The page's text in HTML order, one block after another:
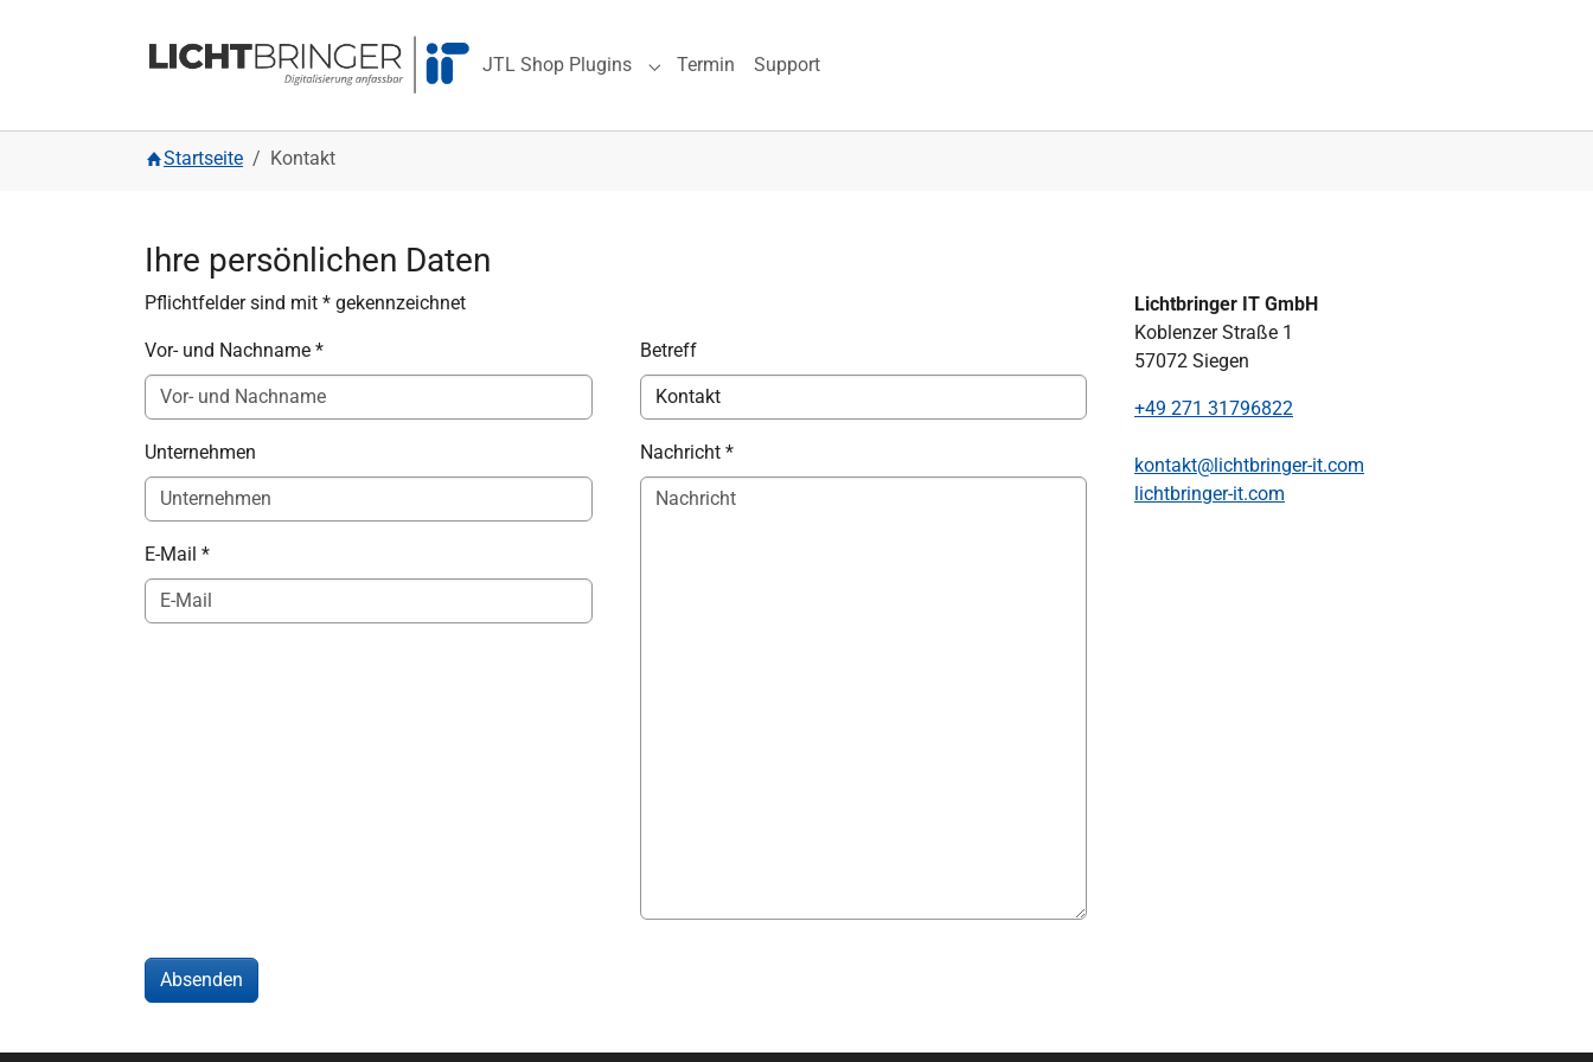
JTL Shop Plugins
Submenu for "JTL Shop Plugins"
Termin Support
Startseite Kontakt
Ihre persönlichen Daten
Pflichtfelder sind mit * gekennzeichnet
Vor- und Nachname *
Unternehmen
E-Mail *
Betreff
Nachricht *
Absenden
Lichtbringer IT GmbH
Koblenzer Straße 1
57072 Siegen
+49 271 31796822
kontakt@lichtbringer-it.com
lichtbringer-it.com